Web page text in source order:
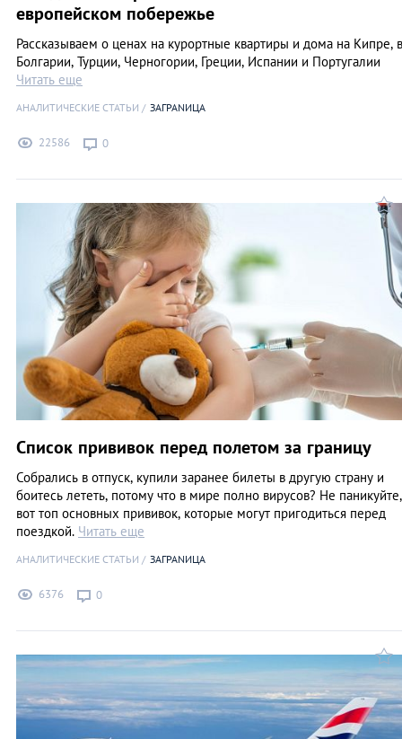
европейском побережье
Рассказываем о ценах на курортные квартиры и дома на Кипре, в
Болгарии, Турции, Черногории, Греции, Испании и Португалии
Читать еще
АНАЛИТИЧЕСКИЕ СТАТЬИ ЗАГРАNИЦА
22586 0
Список прививок перед полетом за границу
Собрались в отпуск, купили заранее билеты в другую страну и
боитесь лететь, потому что в мире полно вирусов? Не паникуйте,
вот топ основных прививок, которые могут пригодиться перед
поездкой. Читать еще
АНАЛИТИЧЕСКИЕ СТАТЬИ ЗАГРАNИЦА
6376 0